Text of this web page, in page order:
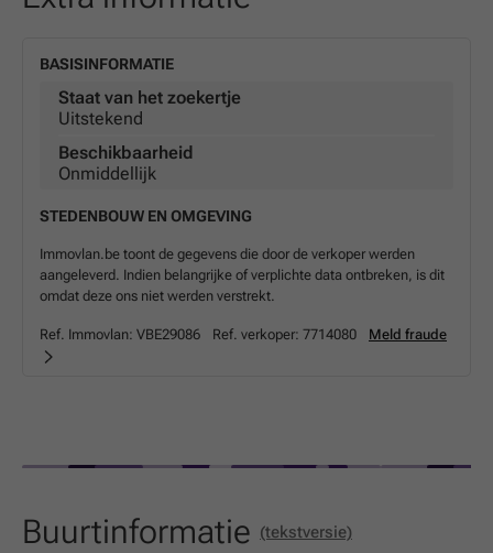
BASISINFORMATIE
Staat van het zoekertje
Uitstekend
Beschikbaarheid
Onmiddellijk
STEDENBOUW EN OMGEVING
Immovlan.be toont de gegevens die door de verkoper werden
aangeleverd. Indien belangrijke of verplichte data ontbreken, is dit
omdat deze ons niet werden verstrekt.
Ref. Immovlan: VBE29086 Ref. verkoper: 7714080 Meld fraude
Buurtinformatie (tekstversie)